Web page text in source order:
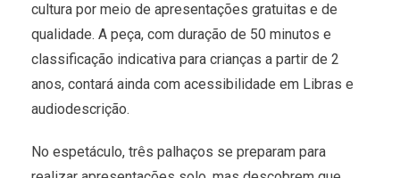
cultura por meio de apresentações gratuitas e de
qualidade. A peça, com duração de 50 minutos e
classificação indicativa para crianças a partir de 2
anos, contará ainda com acessibilidade em Libras e
audiodescrição.
No espetáculo, três palhaços se preparam para